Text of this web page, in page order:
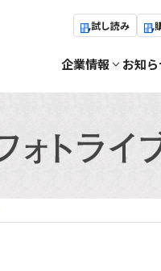
試し読み
企業情報 お知